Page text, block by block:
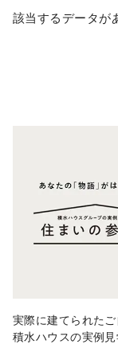
カタログ・動画ライ
該当するデータが
実際に建てられた
積水ハウスの実例